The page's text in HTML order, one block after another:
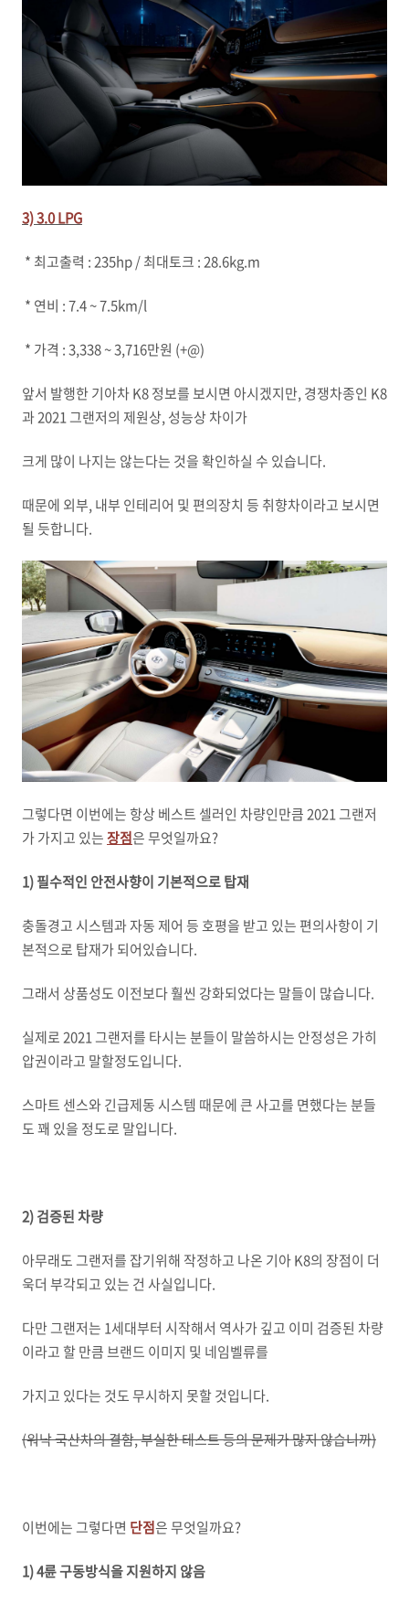
3) 3.0 LPG
* 최고출력 : 235hp / 최대토크 : 28.6kg.m
* 연비 : 7.4 ~ 7.5km/l
* 가격 : 3,338 ~ 3,716만원 (+@)
앞서 발행한 기아차 K8 정보를 보시면 아시겠지만, 경쟁차종인 K8
과 2021 그랜저의 제원상, 성능상 차이가
크게 많이 나지는 않는다는 것을 확인하실 수 있습니다.
때문에 외부, 내부 인테리어 및 편의장치 등 취향차이라고 보시면
될 듯합니다.
그렇다면 이번에는 항상 베스트 셀러인 차량인만큼 2021 그랜저
가 가지고 있는장점은 무엇일까요?
1) 필수적인 안전사향이 기본적으로 탑재
충돌경고 시스템과 자동 제어 등 호평을 받고 있는 편의사항이 기
본적으로 탑재가 되어있습니다.
그래서 상품성도 이전보다 훨씬 강화되었다는 말들이 많습니다.
실제로 2021 그랜저를 타시는 분들이 말씀하시는 안정성은 가히
압권이라고 말할정도입니다.
스마트 센스와 긴급제동 시스템 때문에 큰 사고를 면했다는 분들
도 꽤 있을 정도로 말입니다.
2) 검증된 차량
아무래도 그랜저를 잡기위해 작정하고 나온 기아 K8의 장점이 더
욱더 부각되고 있는 건 사실입니다.
다만 그랜저는 1세대부터 시작해서 역사가 깊고 이미 검증된 차량
이라고 할 만큼 브랜드 이미지 및 네임벨류를
가지고 있다는 것도 무시하지 못할 것입니다.
(워낙 국산차의 결함, 부실한 테스트 등의 문제가 많지 않습니까)
이번에는 그렇다면 단점은 무엇일까요?
1) 4륜 구동방식을 지원하지 않음